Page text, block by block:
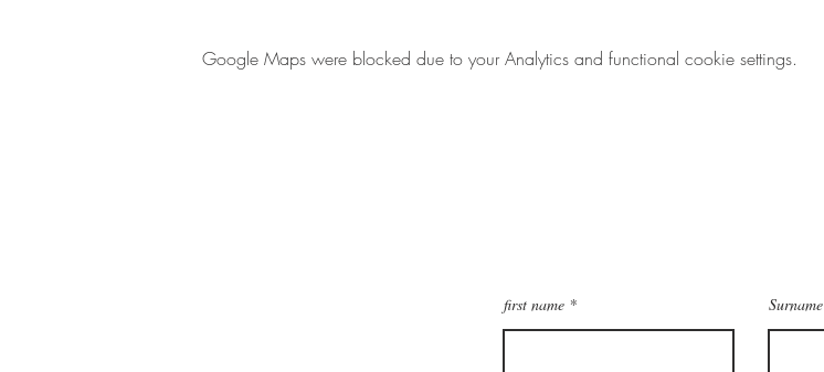
Google Maps were blocked due to your Analytics and functional cookie settings.
first name Surname